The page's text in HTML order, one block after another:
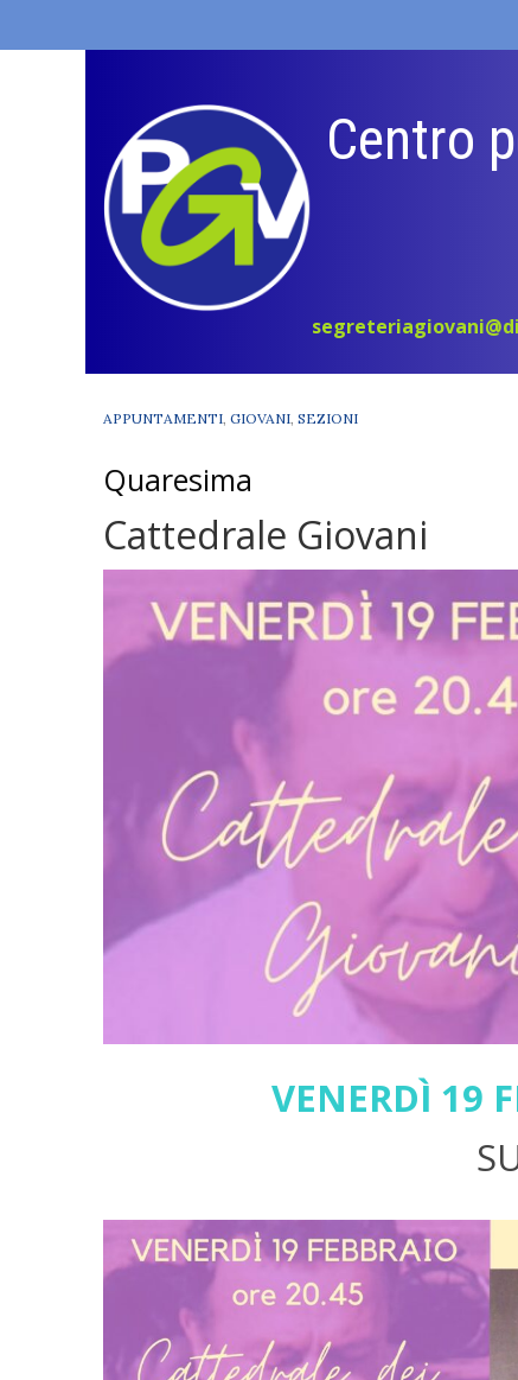
Centro
APPUNTAMENTI GIOVANI SEZIONI
Quaresima
Cattedrale Giovani
VENERDÌ 19